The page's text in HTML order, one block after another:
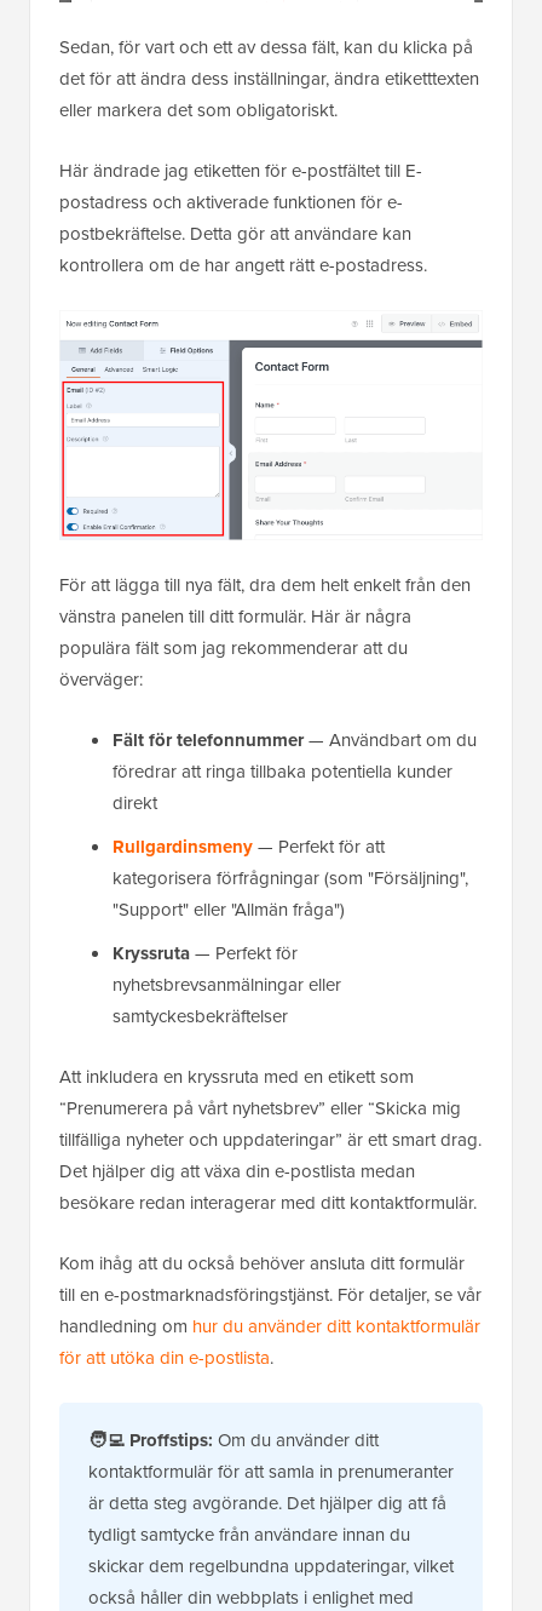
Sedan, för vart och ett av dessa fält, kan du klicka på
det för att ändra dess inställningar, ändra etiketttexten
eller markera det som obligatoriskt.
Här ändrade jag etiketten för e-postfältet till E-
postadress och aktiverade funktionen för e-
postbekräftelse. Detta gör att användare kan
kontrollera om de har angett rätt e-postadress.
För att lägga till nya fält, dra dem helt enkelt från den
vänstra panelen till ditt formulär. Här är några
populära fält som jag rekommenderar att du
överväger:
Fält för telefonnummer— Användbart om du
föredrar att ringa tillbaka potentiella kunder
direkt
Rullgardinsmeny— Perfekt för att
kategorisera förfrågningar (som "Försäljning",
"Support" eller "Allmän fråga")
Kryssruta— Perfekt för
nyhetsbrevsanmälningar eller
samtyckesbekräftelser
Att inkludera en kryssruta med en etikett som
“Prenumerera på vårt nyhetsbrev” eller “Skicka mig
tillfälliga nyheter och uppdateringar” är ett smart drag.
Det hjälper dig att växa din e-postlista medan
besökare redan interagerar med ditt kontaktformulär.
Kom ihåg att du också behöver ansluta ditt formulär
till en e-postmarknadsföringstjänst. För detaljer, se vår
handledning om hur du använder ditt kontaktformulär
för att utöka din e-postlista.
🧑‍💻 Proffstips: Om du använder ditt
kontaktformulär för att samla in prenumeranter
är detta steg avgörande. Det hjälper dig att få
tydligt samtycke från användare innan du
skickar dem regelbundna uppdateringar, vilket
också håller din webbplats i enlighet med